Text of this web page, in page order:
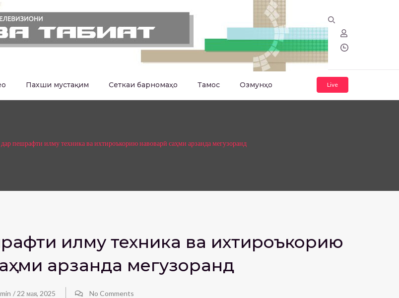
Пахши мустақим Сеткаи барномаҳо Тамос Озмунҳо Live
пешрафти илму техника ва ихтироъкорию навоварӣ саҳми арзанда мегузоранд
илму техника ва ихтироъкорию
арзанда мегузоранд
/ 22 мая, 2025 No Comments